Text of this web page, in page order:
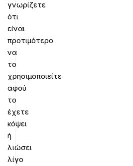
γνωρίζετε
ότι
είναι
προτιμότερο
να
το
χρησιμοποιείτε
αφού
το
έχετε
κόψει
ή
λιώσει
λίγο